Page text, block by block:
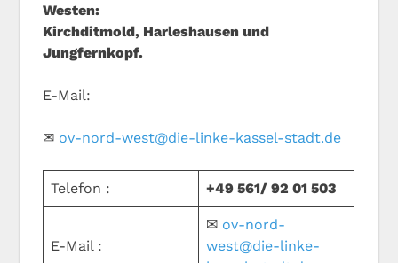
Westen:
Kirchditmold, Harleshausen und
Jungfernkopf.
E-Mail:
✉ ov-nord-west@die-linke-kassel-stadt.de
Telefon : +49 561/ 92 01 503
E-Mail :
✉ ov-nord-
west@die-linke-